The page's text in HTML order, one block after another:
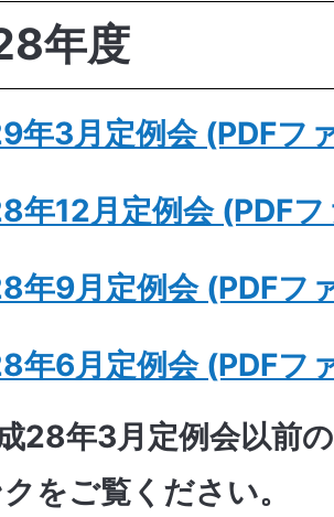
年度
年3月定例会 (PDFフ
年12月定例会 (PDF
年9月定例会 (PDFフ
年6月定例会 (PDFフ
28年3月定例会以前
をご覧ください。